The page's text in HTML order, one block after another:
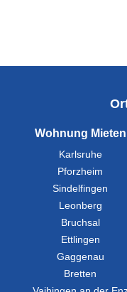
Wohnung Mieten
Karlsruhe
Pforzheim
Sindelfingen
Leonberg
Bruchsal
Ettlingen
Gaggenau
Bretten